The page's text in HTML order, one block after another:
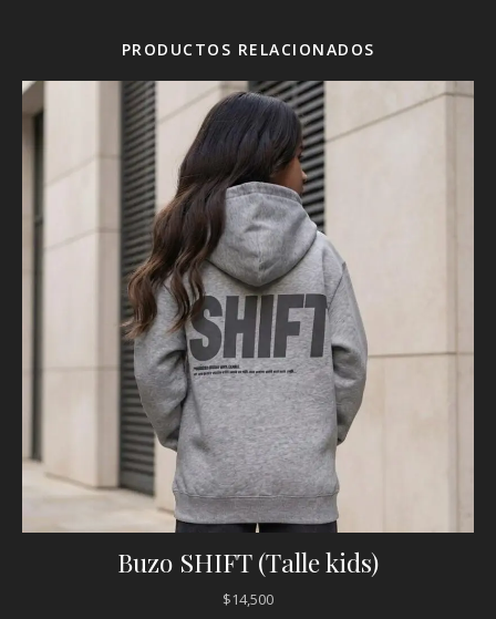
PRODUCTOS RELACIONADOS
Buzo SHIFT (Talle kids)
$14,500